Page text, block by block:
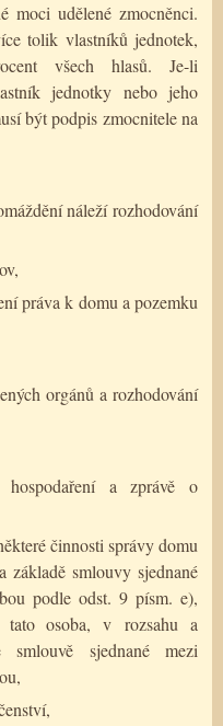
moci udělené zmocněnci.
tolik vlastníků jednotek,
všech hlasů. Je-li
jednotky nebo jeho
být podpis zmocnitele na
náleží rozhodování
práva k domu a pozemku
orgánů a rozhodování
hospodaření a zprávě o
činnosti správy domu
základě smlouvy sjednané
podle odst. 9 písm. e),
tato osoba, v rozsahu a
smlouvě sjednané mezi